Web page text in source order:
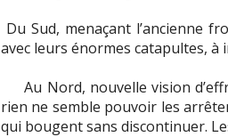
Du Sud, menaçant l’ancienne
avec leurs énormes catapultes,
Au Nord, nouvelle vision
rien ne semble pouvoir les
qui bougent sans discontinuer.